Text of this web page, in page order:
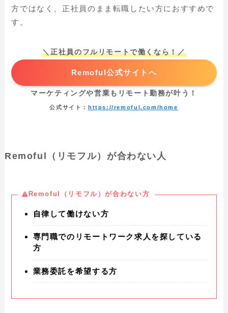
方ではなく、正社員のまま転職したい方におすすめで
す。
＼正社員のフルリモートで働くなら！／
Remoful公式サイトへ
マーケティングや営業もリモート勤務が叶う！
公式サイト： https://remoful.com/home
Remoful（リモフル）が合わない人
Remoful（リモフル）が合わない方
自律して働けない方
専門職でのリモートワーク求人を探している
方
業務委託を希望する方